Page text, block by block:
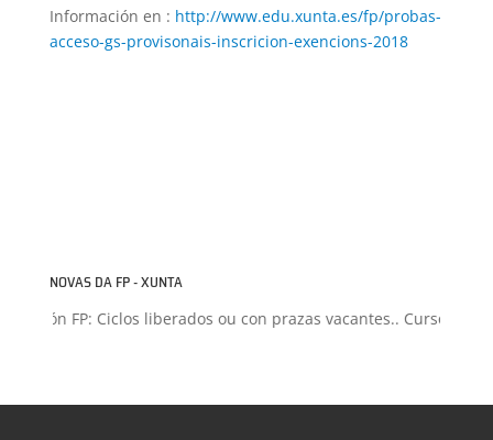
Información en : http://www.edu.xunta.es/fp/probas-
acceso-gs-provisonais-inscricion-exencions-2018
NOVAS DA FP - XUNTA
FP: Ciclos liberados ou con prazas vacantes.. Curso 2026-